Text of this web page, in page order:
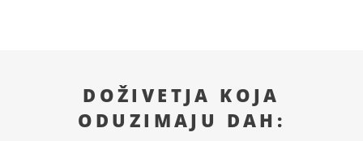
DOŽIVETJA KOJA
ODUZIMAJU DAH: